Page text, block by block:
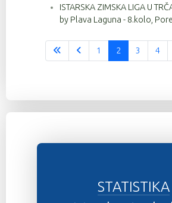
ISTARSKA ZIMSKA LIGA U
by Plava Laguna - 8.kolo,
1 2 3 4
STATISTIKA